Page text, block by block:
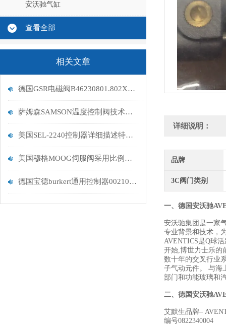
安沃驰气缸
查看全部
相关文章
德国GSR电磁阀B46230801.802XX公司到货出售
萨姆森SAMSON温度控制阀技术参数
美国SEL-2240控制器详细描述特征说明
美国穆格MOOG伺服阀采用比例阀和调节阀的组合方式
德国宝德burkert通用控制器00210206描述详情
详细说明：
品牌
3C阀门类别
一、德国安沃驰
安沃驰集团是一家
专业背景和技术，
AVENTICS是Q球
开始,博世力士乐的
数十年的交叉行业
子气动元件。 与海
部门和功能玻璃和
二、 德国安沃驰
艾默生品牌–
编号0822340004